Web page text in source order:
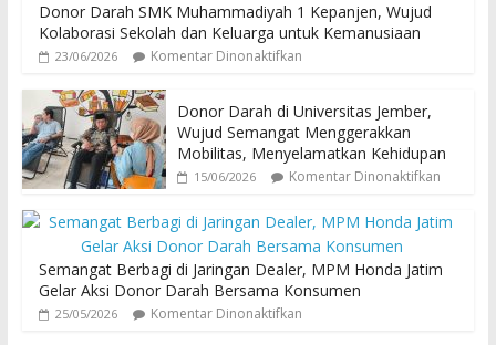
Donor Darah SMK Muhammadiyah 1 Kepanjen, Wujud
Kolaborasi Sekolah dan Keluarga untuk Kemanusiaan
23/06/2026 Komentar Dinonaktifkan
Donor Darah di Universitas Jember,
Wujud Semangat Menggerakkan
Mobilitas, Menyelamatkan Kehidupan
15/06/2026 Komentar Dinonaktifkan
Semangat Berbagi di Jaringan Dealer, MPM Honda Jatim
Gelar Aksi Donor Darah Bersama Konsumen
25/05/2026 Komentar Dinonaktifkan